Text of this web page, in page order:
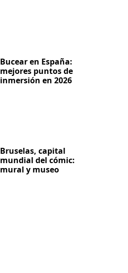
Bucear en España:
mejores puntos de
inmersión en 2026
Bruselas, capital
mundial del cómic:
mural y museo